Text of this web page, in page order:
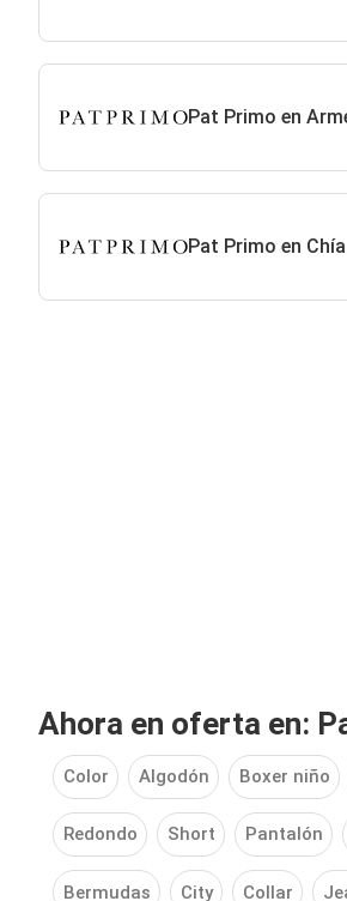
Pat Primo en
Pat Primo en Chía
Ahora en oferta en:
Color Algodón Boxer niño
Redondo Short Pantalón
Bermudas City Collar